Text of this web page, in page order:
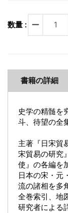
数量 : remove
書籍の詳細
史学の精髄を
斗、待望の全
主著『日宋貿
宋貿易の研究
使』の各編を
日本の宋・元
流の諸相を多
全巻索引、地
研究者による